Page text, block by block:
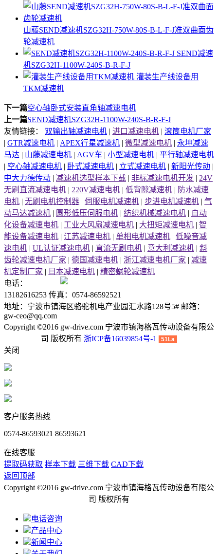
山藤SEND减速机SZG32H-750W-80S-B-L-F-J准双曲面齿
轮减速机
SEND减速
机SZG32H-1100W-240S-B-R-F-J
灌装生产线设备用
TKM减速机
下一篇空心轴卧式安装直角轴减速电机
上一篇SEND减速机SZG32H-1100W-240S-B-R-F-J
友情链接：
双输出轴减速电机 | 进口减速电机 | 滚筒电机厂家
| GTR减速电机 | APEX行星减速机 | 微型减速电机 | 永坤减速
马达 | 山藤减速电机 | AGV车 | 小型减速电机 | 平行轴减速电机
| 空心轴减速电机 | 卧式减速电机 | 立式减速电机 | 新阳光传动 |
中大力德传动 | 减速机选型样本下载 | 非标减速电机开发 | 24V
无刷直流减速电机 | 220V减速电机 | 低背隙减速机 | 防水减速
电机 | 无刷电机控制器 | 伺服电机减速机 | 步进电机减速机 | 气
动马达减速机 | 圆形低压伺服电机 | 纺织机械减速电机 | 自动
化设备减速电机 | 工业大风扇减速电机 | 大扭矩减速电机 | 智
能设备减速电机 | 江苏减速电机 | 单相电机减速机 | 低噪音减
速电机 | UL认证减速电机 | 直流无刷电机 | 意大利减速机 | 斜
齿轮减速电机厂家 | 德国减速电机 | 浙江减速电机厂家 | 减速
机定制厂家 | 日本减速电机 | 精密蜗轮减速机
电话：
13182616253 传真：0574-86592521
地址：宁波市镇海区骆驼机电产业园汇水路128号5# 邮箱：
gw-ceo@qq.com
Copyright ©2016 gw-drive.com 宁波市镇海格瓦传动设备有限公
司 版权所有 浙ICP备16039854号-1 51La
关闭
客户服务热线
0574-86593021 86593621
在线客服
提取码获取 样本下载 三维下载 CAD下载
返回顶部
Copyright ©2016 gw-drive.com 宁波市镇海格瓦传动设备有限公
司 版权所有
电话咨询
产品中心
新闻中心